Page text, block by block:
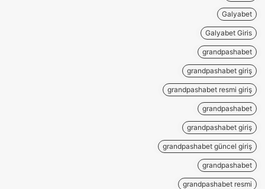
Galyabet
Galyabet Giris
grandpashabet
grandpashabet giriş
grandpashabet resmi giriş
grandpashabet
grandpashabet giriş
grandpashabet güncel giriş
grandpashabet
grandpashabet resmi